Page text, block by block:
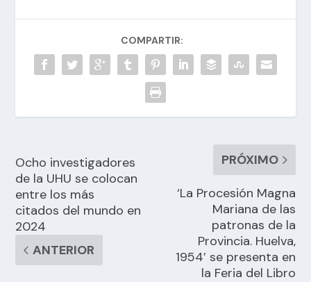
COMPARTIR:
Ocho investigadores
de la UHU se colocan
entre los más
citados del mundo en
2024
ANTERIOR
PRÓXIMO
‘La Procesión Magna
Mariana de las
patronas de la
Provincia. Huelva,
1954’ se presenta en
la Feria del Libro